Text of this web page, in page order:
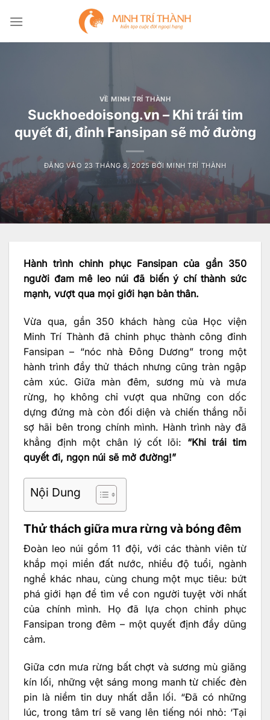
qua
VỀ MINH TRÍ THÀNH
Suckhoedoisong.vn – Khi trái tim
quyết đi, đỉnh Fansipan sẽ mở đường
ĐĂNG VÀO 23 THÁNG 8, 2025 BỞI MINH TRÍ THÀNH
Hành trình chinh phục Fansipan của gần 350
người đam mê leo núi đã biến ý chí thành sức
mạnh, vượt qua mọi giới hạn bản thân.
Vừa qua, gần 350 khách hàng của Học viện
Minh Trí Thành đã chinh phục thành công đỉnh
Fansipan – “nóc nhà Đông Dương” trong một
hành trình đầy thử thách nhưng cũng tràn ngập
cảm xúc. Giữa màn đêm, sương mù và mưa
rừng, họ không chỉ vượt qua những con dốc
dựng đứng mà còn đối diện và chiến thắng nỗi
sợ hãi bên trong chính mình. Hành trình này đã
khẳng định một chân lý cốt lõi: “Khi trái tim
quyết đi, ngọn núi sẽ mở đường!”
Nội Dung
Thử thách giữa mưa rừng và bóng đêm
Đoàn leo núi gồm 11 đội, với các thành viên từ
khắp mọi miền đất nước, nhiều độ tuổi, ngành
nghề khác nhau, cùng chung một mục tiêu: bứt
phá giới hạn để tìm về con người tuyệt vời nhất
của chính mình. Họ đã lựa chọn chinh phục
Fansipan trong đêm – một quyết định đầy dũng
cảm.
Giữa cơn mưa rừng bất chợt và sương mù giăng
kín lối, những vệt sáng mong manh từ chiếc đèn
pin là niềm tin duy nhất dẫn lối. “Đã có những
lúc, trong tâm trí sẽ vang lên tiếng nói nhỏ: ‘Tại